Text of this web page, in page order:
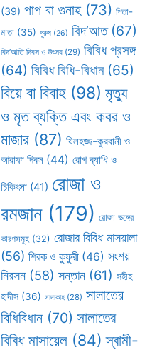
(39) পাপ বা গুনাহ(73) পিতা-
মাতা (35) পুরুষ (26) বিদ’আত(67)
বিদ’আতি দিবস ও উৎসব (29) বিবিধ প্রসঙ্গ
(64) বিবিধ বিধি-বিধান(65)
বিয়ে বা বিবাহ (98) মৃত্যু
ও মৃত ব্যক্তি এবং কবর ও
মাজার (87) যিলহজ্জ-কুরবানী ও
আরাফা দিবস (44) রোগ ব্যাধি ও
চিকিৎসা (41) রোজা ও
রমজান(179) রোজা ভঙ্গের
কারণসমূহ (32) রোজার বিবিধ মাসয়ালা
(56) শিরক ও কুফুরী (46) সংশয়
নিরসন (58) সন্তান (61) সহীহ
হাদীস (36) সাদাকাহ (28) সালাতের
বিধিবিধান (70) সালাতের
বিবিধ মাসায়েল (84) স্বামী-